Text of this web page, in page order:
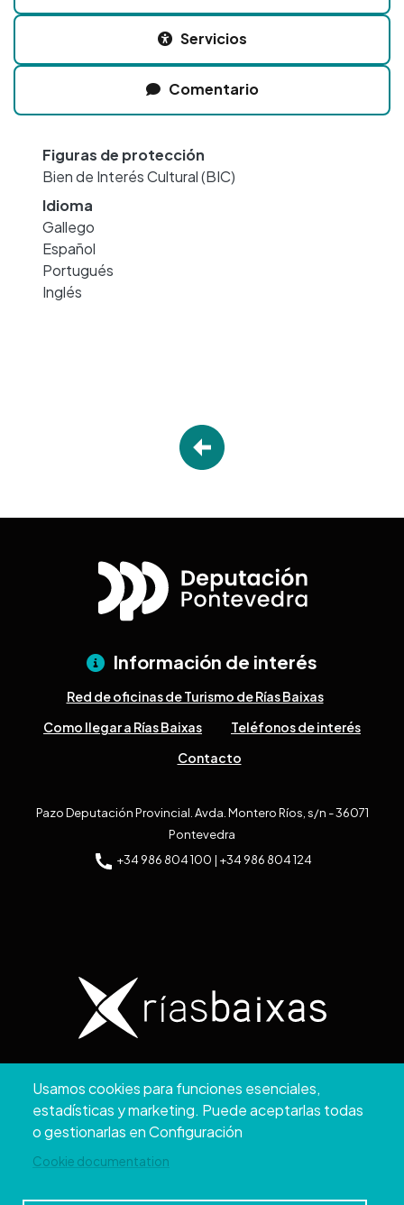
Servicios
Comentario
Figuras de protección
Bien de Interés Cultural (BIC)
Idioma
Gallego
Español
Portugués
Inglés
Usamos cookies para funciones esenciales,
estadísticas y marketing. Puede aceptarlas todas
o gestionarlas en Configuración
Cookie documentation
Información de interés
Red de oficinas de Turismo de Rías Baixas
Como llegar a Rías Baixas
Teléfonos de interés
Contacto
Pazo Deputación Provincial. Avda. Montero Ríos, s/n - 36071
Pontevedra
+34 986 804 100 | +34 986 804 124
Reservados todos los derechos
Aviso
Accesibilidad Protección de